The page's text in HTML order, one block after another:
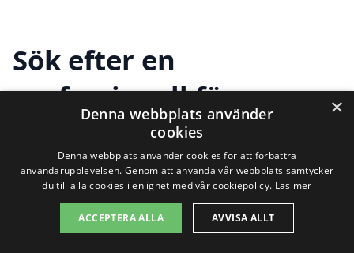
Sök efter en
professionell för
köksrenovering i andra
städer nära Fårbo
Att renovera köket är ett stort steg som
×
Denna webbplats använder
cookies
Denna webbplats använder cookies för att förbättra
användarupplevelsen. Genom att använda vår webbplats samtycker
du till alla cookies i enlighet med vår cookiepolicy. Läs mer
ACCEPTERA ALLA AVVISA ALLT